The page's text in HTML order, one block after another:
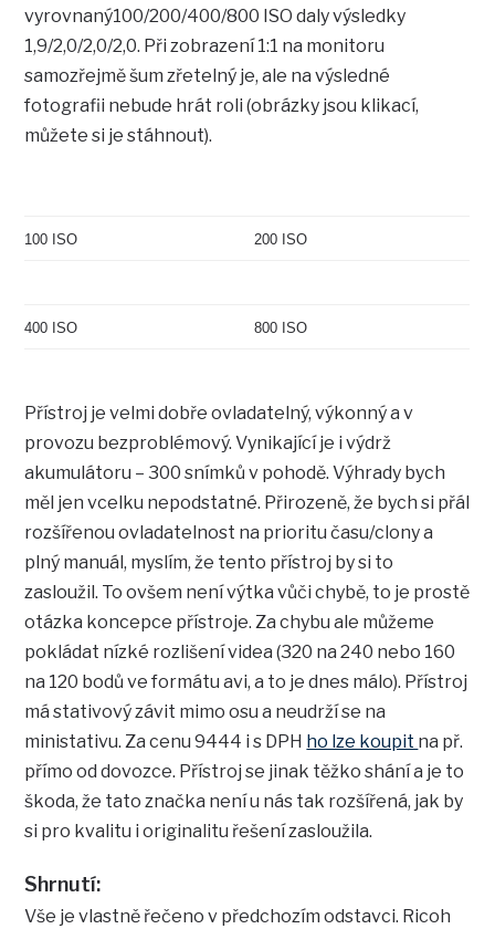
vyrovnaný100/200/400/800 ISO daly výsledky
1,9/2,0/2,0/2,0. Při zobrazení 1:1 na monitoru
samozřejmě šum zřetelný je, ale na výsledné
fotografii nebude hrát roli (obrázky jsou klikací,
můžete si je stáhnout).
100 ISO 200 ISO
400 ISO 800 ISO
Přístroj je velmi dobře ovladatelný, výkonný a v
provozu bezproblémový. Vynikající je i výdrž
akumulátoru – 300 snímků v pohodě. Výhrady bych
měl jen vcelku nepodstatné. Přirozeně, že bych si přál
rozšířenou ovladatelnost na prioritu času/clony a
plný manuál, myslím, že tento přístroj by si to
zasloužil. To ovšem není výtka vůči chybě, to je prostě
otázka koncepce přístroje. Za chybu ale můžeme
pokládat nízké rozlišení videa (320 na 240 nebo 160
na 120 bodů ve formátu avi, a to je dnes málo). Přístroj
má stativový závit mimo osu a neudrží se na
ministativu. Za cenu 9444 i s DPH ho lze koupit na př.
přímo od dovozce. Přístroj se jinak těžko shání a je to
škoda, že tato značka není u nás tak rozšířená, jak by
si pro kvalitu i originalitu řešení zasloužila.
Shrnutí:
Vše je vlastně řečeno v předchozím odstavci. Ricoh